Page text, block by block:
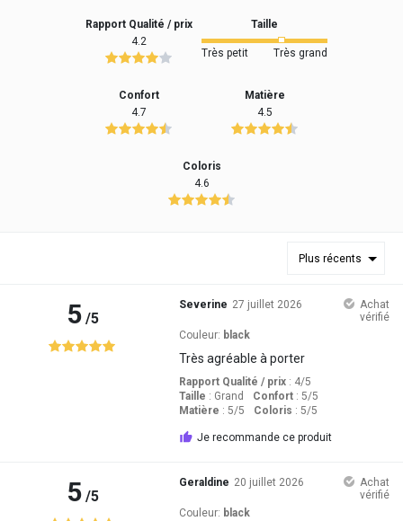
Rapport Qualité / prix
4.2
Taille
Très petit Très grand
Confort
4.7
Matière
4.5
Coloris
4.6
Plus récents
5/5
Severine 27 juillet 2026
Achat
vérifié
Couleur: black
Très agréable à porter
Rapport Qualité / prix: 4/5
Taille : Grand Confort: 5/5
Matière : 5/5 Coloris : 5/5
Je recommande ce produit
5/5
Geraldine 20 juillet 2026
Achat
vérifié
Couleur: black